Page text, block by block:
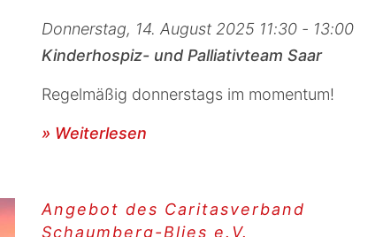
Donnerstag, 14. August 2025 11:30 - 13:00
Kinderhospiz- und Palliativteam Saar
Regelmäßig donnerstags im momentum!
» Weiterlesen
Angebot des Caritasverband
Schaumberg-Blies e.V.